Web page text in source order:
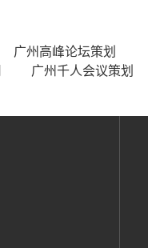
广州高峰论坛策划
广州千人会议策划